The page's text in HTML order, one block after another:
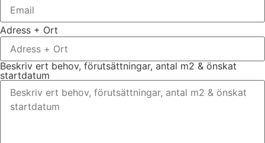
Adress + Ort
Beskriv ert behov, förutsättningar, antal m2 & önskat
startdatum